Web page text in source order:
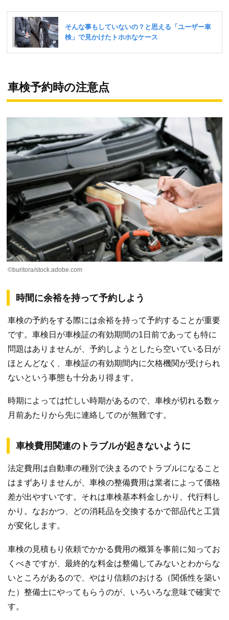
車検予約時の注意点
©buritora/stock.adobe.com
時間に余裕を持って予約しよう
車検の予約をする際には余裕を持って予約することが重要
です。車検日が車検証の有効期間の1日前であっても特に
問題はありませんが、予約しようとしたら空いている日が
ほとんどなく、車検証の有効期間内に欠格機関が受けられ
ないという事態も十分あり得ます。
時期によっては忙しい時期があるので、車検が切れる数ヶ
月前あたりから先に連絡してのが無難です。
車検費用関連のトラブルが起きないように
法定費用は自動車の種別で決まるのでトラブルになること
はまずありませんが、車検の整備費用は業者によって価格
差が出やすいです。それは車検基本料金しかり、代行料し
かり。なおかつ、どの消耗品を交換するかで部品代と工賃
が変化します。
車検の見積もり依頼でかかる費用の概算を事前に知ってお
くべきですが、最終的な料金は整備してみないとわからな
いところがあるので、やはり信頼のおける（関係性を築い
た）整備士にやってもらうのが、いろいろな意味で確実で
す。